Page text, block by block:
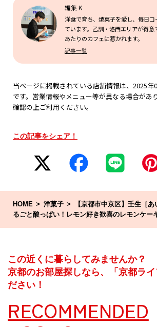
編集 K
洋食で育ち、焼菓子を愛し、毎日
ています。乙訓・洛西エリアが得
あたりのカフェに惹かれます。
記事一覧
当ページに掲載されている店舗情報は、2025年
です。営業情報やメニュー等が異なる場合があ
確認の上ご利用ください。
この記事をシェア！
HOME 洋菓子
【京都市中京区】壬生［
るごと酸っぱい！レモン好き歓喜のレモンケー
この近くに暮らしてみませんか？
京都のお部屋探しなら、「京都ライ
ださい！
RECOMMENDED